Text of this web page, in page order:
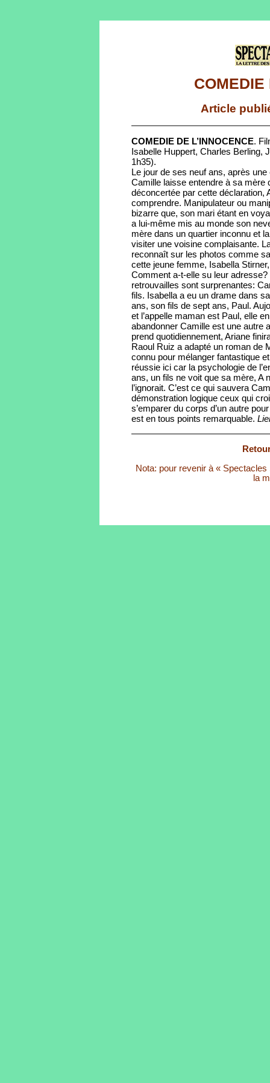
COMEDIE
Article
COMEDIE DE L’INNOCENCE.
Isabelle Huppert, Charles Berling,
1h35).
Le jour de ses neuf ans, après
Camille laisse entendre à sa mère
déconcertée par cette déclaration,
comprendre. Manipulateur ou
bizarre que, son mari étant en
a lui-même mis au monde son
mère dans un quartier inconnu et
visiter une voisine complaisante.
reconnaît sur les photos comme
cette jeune femme, Isabella
Comment a-t-elle su leur
retrouvailles sont surprenantes:
fils. Isabella a eu un drame dans
ans, son fils de sept ans, Paul.
et l’appelle maman est Paul, elle
abandonner Camille est une autre
prend quotidiennement, Ariane
Raoul Ruiz a adapté un roman de
connu pour mélanger fantastique
réussie ici car la psychologie de
ans, un fils ne voit que sa mère, A
l’ignorait. C’est ce qui sauvera
démonstration logique ceux qui
s’emparer du corps d’un autre
est en tous points remarquable.
Nota: pour revenir à «
la